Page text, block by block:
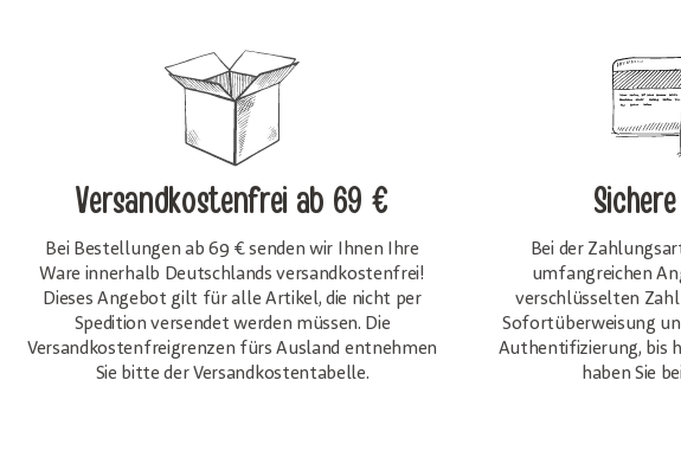
Versandkostenfrei ab 69 €
Bei Bestellungen ab 69 € senden wir Ihnen Ihre
Ware innerhalb Deutschlands versandkostenfrei!
Dieses Angebot gilt für alle Artikel, die nicht per
Spedition versendet werden müssen. Die
Versandkosten­freigrenzen fürs Ausland entnehmen
Sie bitte der Versandkostentabelle.
Bei der
umfangreichen
verschlüsselten
Sofortüberweisung
Authentifizierung, bis
haben Sie